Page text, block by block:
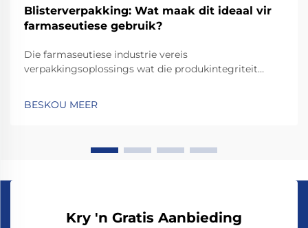
Blisterverpakking: Wat maak dit ideaal vir
farmaseutiese gebruik?
Die farmaseutiese industrie vereis
verpakkingsoplossings wat die produkintegriteit
BESKOU MEER
Kry 'n Gratis Aanbieding